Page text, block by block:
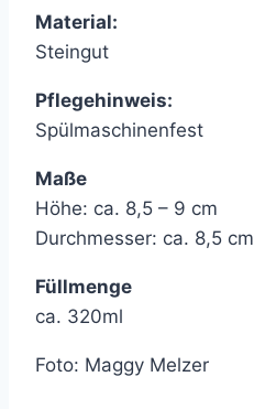
Material:
Steingut
Pflegehinweis:
Spülmaschinenfest
Maße
Höhe: ca. 8,5 – 9 cm
Durchmesser: ca. 8,5 cm
Füllmenge
ca. 320ml
Foto: Maggy Melzer